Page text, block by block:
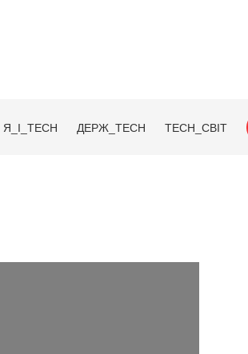
Я_І_TECH ДЕРЖ_TECH TECH_СВІТ